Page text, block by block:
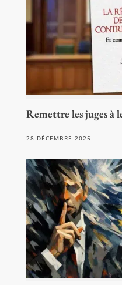
Remettre les juges à
28 DÉCEMBRE 2025